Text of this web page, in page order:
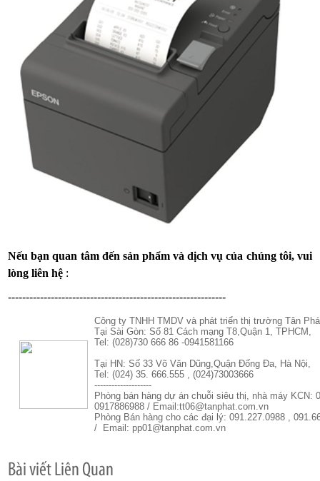
Nếu bạn quan tâm đến sản phẩm và dịch vụ của chúng tôi, vui
lòng liên hệ :
-------------------------------------------------------------
Công ty TNHH TMDV và phát triển thị trường Tân
Tại Sài Gòn: Số 81 Cách mạng T8,Quận 1, TPHCM,
Tel: (028)730 666 86 -0941581166
Tại HN: Số 33 Võ Văn Dũng,Quận Đống Đa, Hà Nội,
Tel: (024) 35. 666.555 , (024)73003666
--------------------
Phòng bán hàng dự án chuỗi siêu thị, nhà máy KCN:
0917886988 / Email:tt06@tanphat.com.vn
Phòng Bán hàng cho các đại lý: 091.227.0988 ,
/ Email: pp01@tanphat.com.vn